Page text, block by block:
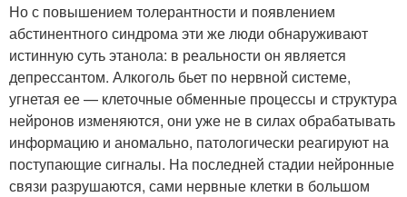
Но с повышением толерантности и появлением
абстинентного синдрома эти же люди обнаруживают
истинную суть этанола: в реальности он является
депрессантом. Алкоголь бьет по нервной системе,
угнетая ее — клеточные обменные процессы и структура
нейронов изменяются, они уже не в силах обрабатывать
информацию и аномально, патологически реагируют на
поступающие сигналы. На последней стадии нейронные
связи разрушаются, сами нервные клетки в большом